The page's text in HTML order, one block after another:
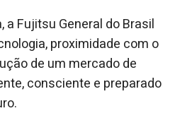
a Fujitsu General do Brasil
proximidade com o
de um mercado de
consciente e preparado